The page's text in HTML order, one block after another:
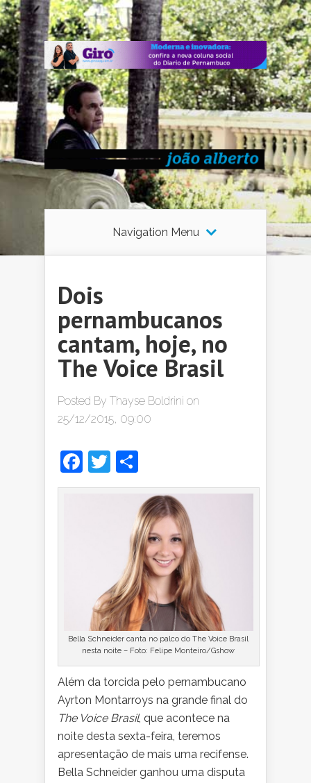
Navigation Menu
Dois
pernambucanos
cantam, hoje, no
The Voice Brasil
Posted By Thayse Boldrini on
25/12/2015, 09:00
Facebook
Twitter
Bella Schneider canta no palco do The Voice Brasil
nesta noite – Foto: Felipe Monteiro/Gshow
Além da torcida pelo pernambucano
Ayrton Montarroys na grande final do
The Voice Brasil, que acontece na
noite desta sexta-feira, teremos
apresentação de mais uma recifense.
Bella Schneider ganhou uma disputa